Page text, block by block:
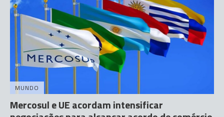
MUNDO
Mercosul e UE acordam intensificar